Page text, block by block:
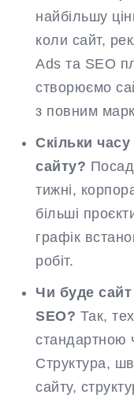
найбільшу
коли сайт,
Ads та SEO
створюємо
з повним
Скільки
сайту?
тижні,
більші
графік
робіт.
Чи буде
SEO? Так,
стандартною
Структура,
сайту,